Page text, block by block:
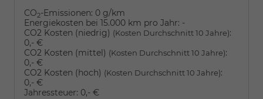
CO2-Emissionen: 0 g/km
Energiekosten bei 15.000 km pro Jahr: -
CO2 Kosten (niedrig) (Kosten Durchschnitt 10 Jahre):
0,- €
CO2 Kosten (mittel) (Kosten Durchschnitt 10 Jahre):
0,- €
CO2 Kosten (hoch) (Kosten Durchschnitt 10 Jahre):
0,- €
Jahressteuer: 0,- €